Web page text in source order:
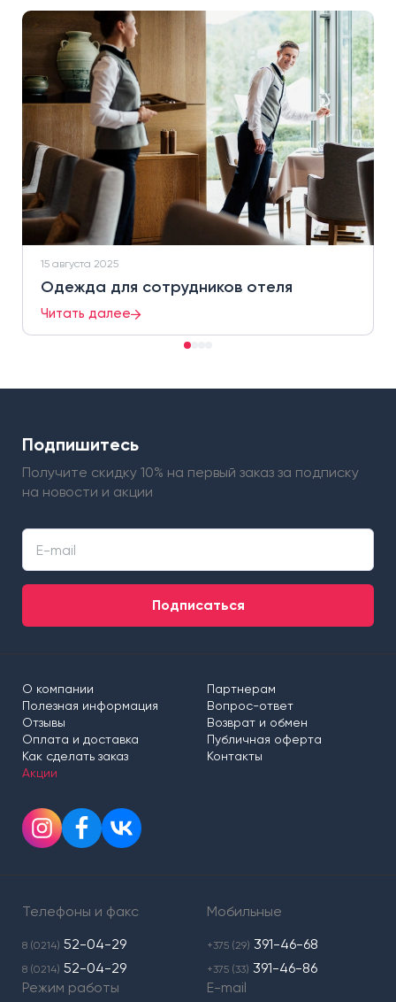
15 августа 2025
Одежда для сотрудников отеля
Читать далее
Подпишитесь
Получите скидку 10% на первый заказ за подписку
на новости и акции
Подписаться
О компании
Партнерам
Полезная информация
Вопрос-ответ
Отзывы
Возврат и обмен
Оплата и доставка
Публичная оферта
Как сделать заказ
Контакты
Акции
Телефоны и факс
8 (0214) 52-04-29
8 (0214) 52-04-29
Мобильные
+375 (29) 391-46-68
+375 (33) 391-46-86
Режим работы
E-mail